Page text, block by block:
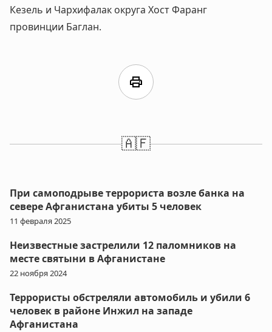
Кезель и Чархифалак округа Хост Фаранг
провинции Баглан.
print
🇦🇫
При самоподрыве террориста возле банка на
севере Афганистана убиты 5 человек
11 февраля 2025
Неизвестные застрелили 12 паломников на
месте святыни в Афганистане
22 ноября 2024
Террористы обстреляли автомобиль и убили 6
человек в районе Инжил на западе
Афганистана